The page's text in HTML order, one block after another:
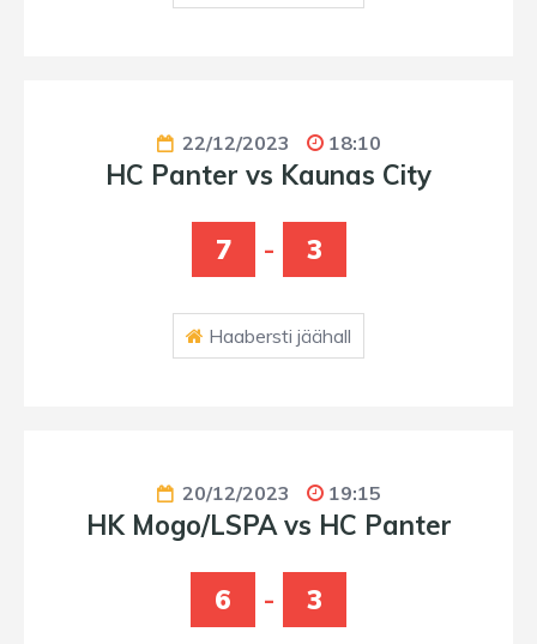
22/12/2023 18:10
HC Panter vs Kaunas City
7 - 3
Haabersti jäähall
20/12/2023 19:15
HK Mogo/LSPA vs HC Panter
6 - 3